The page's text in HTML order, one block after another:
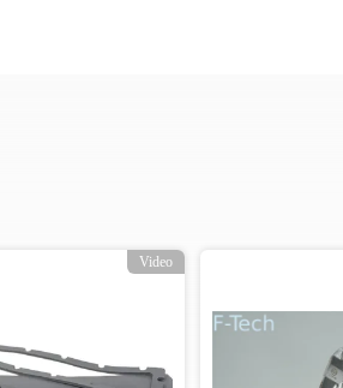
Video